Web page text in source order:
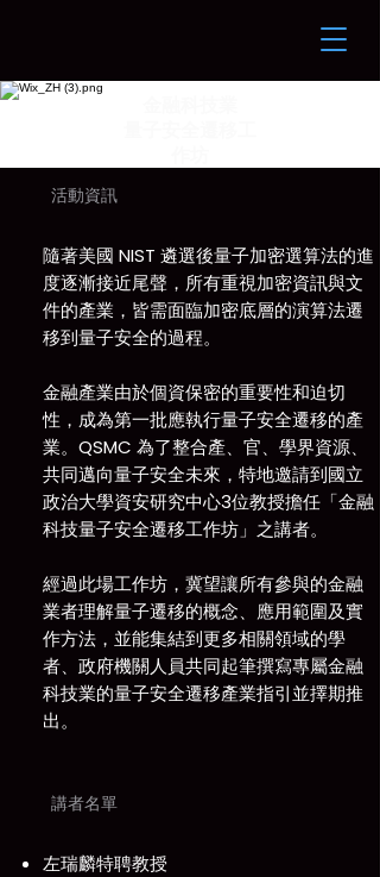
​活動資訊
隨著美國 NIST 遴選後量子加密選算法的進
度逐漸接近尾聲，所有重視加密資訊與文
件的產業，皆需面臨加密底層的演算法遷
移到量子安全的過程。
金融產業由於個資保密的重要性和迫切
性，成為第一批應執行量子安全遷移的產
業。QSMC 為了整合產、官、學界資源、
共同邁向量子安全未來，特地邀請到國立
政治大學資安研究中心3位教授擔任「金融
科技量子安全遷移工作坊」之講者。
經過此場工作坊，冀望讓所有參與的金融
業者理解量子遷移的概念、應用範圍及實
作方法，並能集結到更多相關領域的學
者、政府機關人員共同起筆撰寫專屬金融
科技業的量子安全遷移產業指引並擇期推
出。
​講者名單
左瑞麟特聘教授